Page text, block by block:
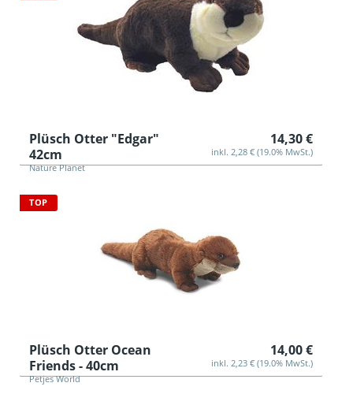
Plüsch Otter "Edgar"
42cm
Nature Planet
14,30 €
inkl. 2,28 € (19.0% MwSt.)
TOP
Plüsch Otter Ocean
Friends - 40cm
Petjes World
14,00 €
inkl. 2,23 € (19.0% MwSt.)